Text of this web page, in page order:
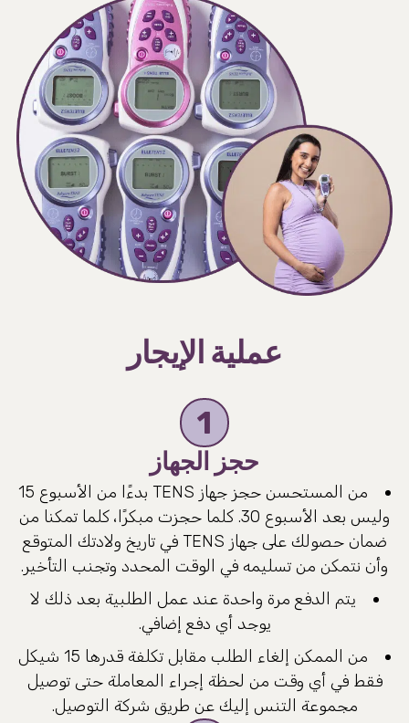
عملية الإيجار
1
حجز الجهاز
من المستحسن حجز جهاز TENS بدءًا من الأسبوع 15
وليس بعد الأسبوع 30. كلما حجزت مبكرًا، كلما تمكنا من
ضمان حصولك على جهاز TENS في تاريخ ولادتك المتوقع
وأن نتمكن من تسليمه في الوقت المحدد وتجنب التأخير.
يتم الدفع مرة واحدة عند عمل الطلبية بعد ذلك لا
يوجد أي دفع إضافي.
من الممكن إلغاء الطلب مقابل تكلفة قدرها 15 شيكل
فقط في أي وقت من لحظة إجراء المعاملة حتى توصيل
مجموعة التنس إليك عن طريق شركة التوصيل.